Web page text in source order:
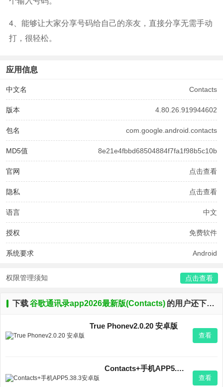
4、能够让大家分享号码给自己的亲友，直接分享无需手动
打，很轻松。
应用信息
中文名 Contacts
版本 4.80.26.919944602
包名 com.google.android.contacts
MD5值 8e21e4fbbd68504884f7fa1f98b5c10b
官网 点击查看
隐私 点击查看
语言 中文
授权 免费软件
系统要求 Android
权限管理须知 点击查看
下载谷歌通讯录app2026最新版(Contacts) 的用户还下载了
True Phonev2.0.20 安卓版
查看
Contacts+手机APP5.38.3安卓版
查看